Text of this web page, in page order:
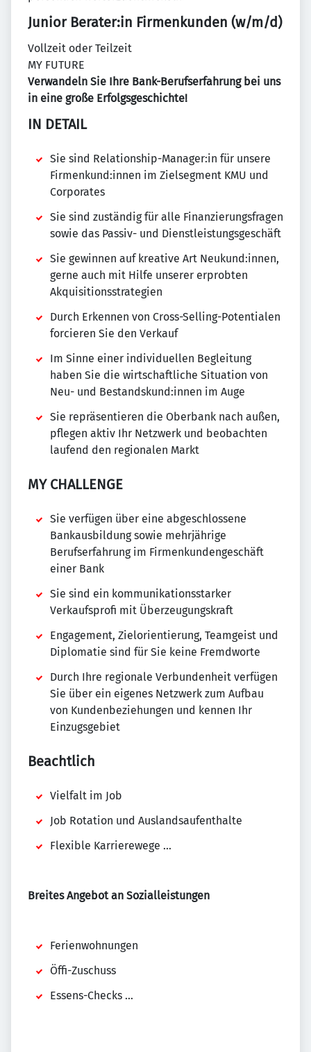
Junior Berater:in Firmenkunden (w/m/d)
Vollzeit oder Teilzeit
MY FUTURE
Verwandeln Sie Ihre Bank-Berufserfahrung bei uns
in eine große Erfolgsgeschichte!
IN DETAIL
Sie sind Relationship-Manager:in für unsere
Firmenkund:innen im Zielsegment KMU und
Corporates
Sie sind zuständig für alle Finanzierungsfragen
sowie das Passiv- und Dienstleistungsgeschäft
Sie gewinnen auf kreative Art Neukund:innen,
gerne auch mit Hilfe unserer erprobten
Akquisitionsstrategien
Durch Erkennen von Cross-Selling-Potentialen
forcieren Sie den Verkauf
Im Sinne einer individuellen Begleitung
haben Sie die wirtschaftliche Situation von
Neu- und Bestandskund:innen im Auge
Sie repräsentieren die Oberbank nach außen,
pflegen aktiv Ihr Netzwerk und beobachten
laufend den regionalen Markt
MY CHALLENGE
Sie verfügen über eine abgeschlossene
Bankausbildung sowie mehrjährige
Berufserfahrung im Firmenkundengeschäft
einer Bank
Sie sind ein kommunikationsstarker
Verkaufsprofi mit Überzeugungskraft
Engagement, Zielorientierung, Teamgeist und
Diplomatie sind für Sie keine Fremdworte
Durch Ihre regionale Verbundenheit verfügen
Sie über ein eigenes Netzwerk zum Aufbau
von Kundenbeziehungen und kennen Ihr
Einzugsgebiet
Beachtlich
Vielfalt im Job
Job Rotation und Auslandsaufenthalte
Flexible Karrierewege ...
Breites Angebot an Sozialleistungen
Ferienwohnungen
Öffi-Zuschuss
Essens-Checks ...